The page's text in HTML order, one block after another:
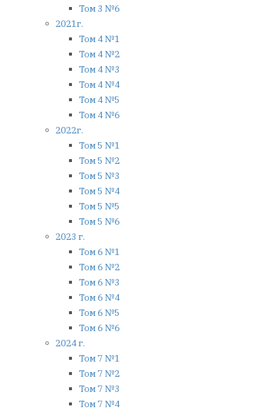
Том 3 №6
2021г.
Том 4 №1
Том 4 №2
Том 4 №3
Том 4 №4
Том 4 №5
Том 4 №6
2022г.
Том 5 №1
Том 5 №2
Том 5 №3
Том 5 №4
Том 5 №5
Том 5 №6
2023 г.
Том 6 №1
Том 6 №2
Том 6 №3
Том 6 №4
Том 6 №5
Том 6 №6
2024 г.
Том 7 №1
Том 7 №2
Том 7 №3
Том 7 №4